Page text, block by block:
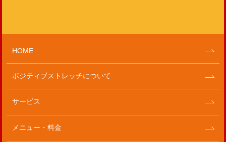
HOME
ポジティブストレッチについて
サービス
メニュー・料金